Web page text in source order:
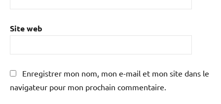
Site web
Enregistrer mon nom, mon e-mail et mon site dans le
navigateur pour mon prochain commentaire.